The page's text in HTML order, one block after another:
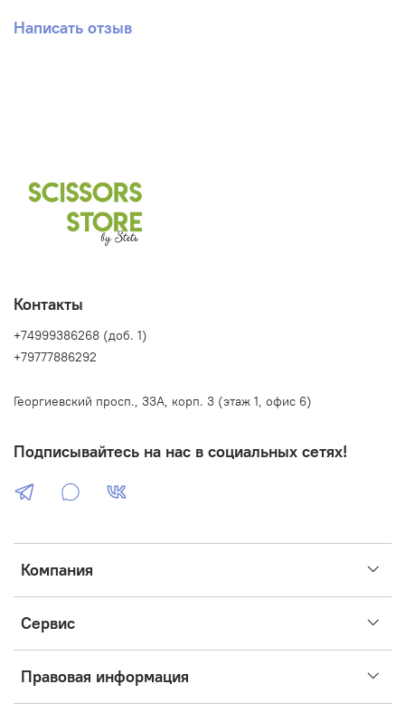
Написать отзыв
Компания
Сервис
Правовая информация
Контакты
+74999386268 (доб. 1)
+79777886292
Георгиевский просп., 33А, корп. 3 (этаж 1, офис 6)
Подписывайтесь на нас в социальных сетях!